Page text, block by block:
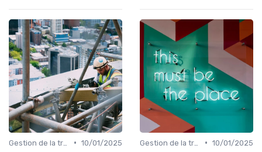
• 10/01/2025
• 10/01/2025